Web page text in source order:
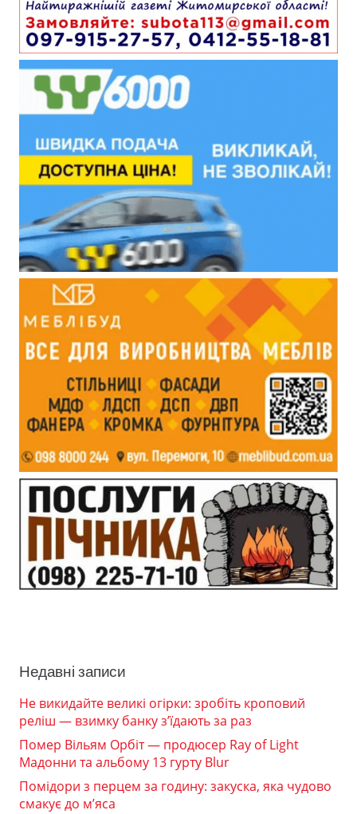
Недавні записи
Не викидайте великі огірки: зробіть кроповий
реліш — взимку банку з’їдають за раз
Помер Вільям Орбіт — продюсер Ray of Light
Мадонни та альбому 13 гурту Blur
Помідори з перцем за годину: закуска, яка чудово
смакує до м’яса